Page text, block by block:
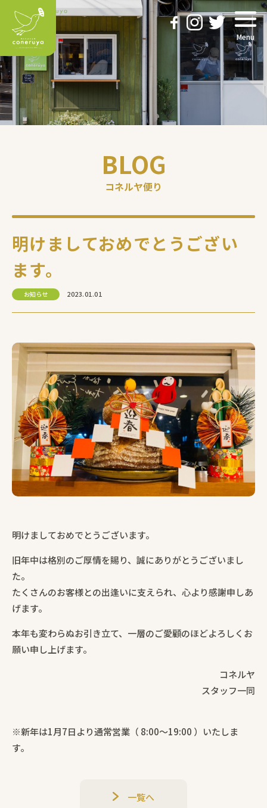
Menu
BLOG
コネルヤ便り
明けましておめでとうござい
ます。
お知らせ 2023.01.01
明けましておめでとうございます。
旧年中は格別のご厚情を賜り、誠にありがとうございまし
た。
たくさんのお客様との出逢いに支えられ、心より感謝申しあ
げます。
本年も変わらぬお引き立て、一層のご愛顧のほどよろしくお
願い申し上げます。
コネルヤ
スタッフ一同
※新年は1月7日より通常営業（ 8:00～19:00 ）いたしま
す。
一覧へ